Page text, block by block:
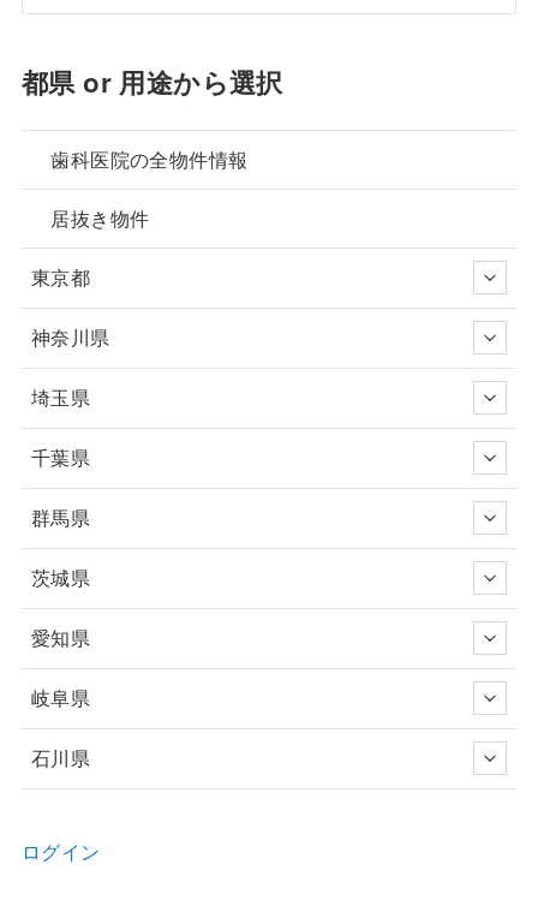
都県 or 用途から選択
歯科医院の全物件情報
居抜き物件
東京都
神奈川県
埼玉県
千葉県
群馬県
茨城県
愛知県
岐阜県
石川県
ログイン